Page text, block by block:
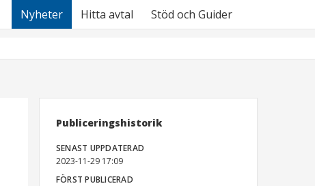
Nyheter Hitta avtal Stöd och Guider
Publiceringshistorik
SENAST UPPDATERAD
2023-11-29 17:09
FÖRST PUBLICERAD